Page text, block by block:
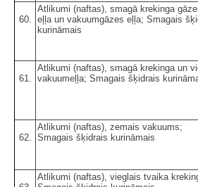
60.
Atlikumi (naftas), smagā krekinga
eļļa un vakuumgāzes eļļa; Smagais
kurināmais
61.
Atlikumi (naftas), smagā krekinga un
vakuumeļļa; Smagais šķidrais
62.
Atlikumi (naftas), zemais vakuums;
Smagais šķidrais kurināmais
Atlikumi (naftas), vieglais tvaika